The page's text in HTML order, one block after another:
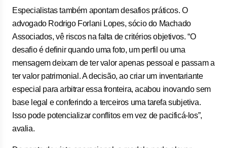
Especialistas também apontam desafios práticos. O
advogado Rodrigo Forlani Lopes, sócio do Machado
Associados, vê riscos na falta de critérios objetivos. “O
desafio é definir quando uma foto, um perfil ou uma
mensagem deixam de ter valor apenas pessoal e passam a
ter valor patrimonial. A decisão, ao criar um inventariante
especial para arbitrar essa fronteira, acabou inovando sem
base legal e conferindo a terceiros uma tarefa subjetiva.
Isso pode potencializar conflitos em vez de pacificá-los”,
avalia.